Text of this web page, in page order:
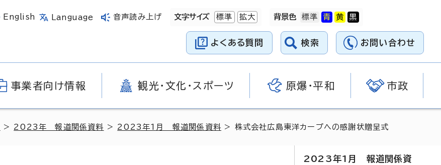
English Language 音声読み上げ 文字サイズ 標準 拡大 背景色
よくある質問 検索 お問い合わせ
事業者向け情報 観光・文化・スポーツ 原爆・平和 市政
> 2023年 報道関係資料 > 2023年1月 報道関係資料 > 株式会社広島東洋カープへの感謝状贈呈式
2023年1月 報道関係資